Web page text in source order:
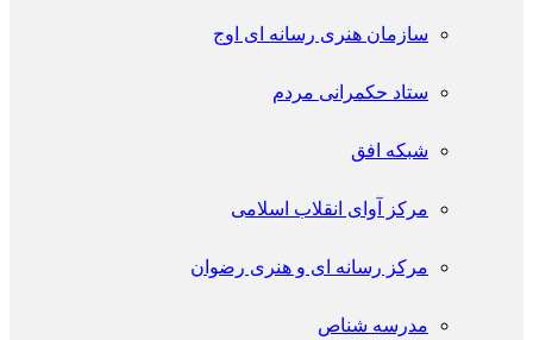
سازمان هنری رسانه ای اوج
ستاد حکمرانی مردم
شبکه افق
مرکز آوای انقلاب اسلامی
مرکز رسانه ای و هنری رضوان
مدرسه شناص